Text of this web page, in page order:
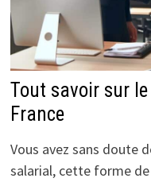
Tout savoir sur
France
Vous avez sans doute
salarial, cette forme